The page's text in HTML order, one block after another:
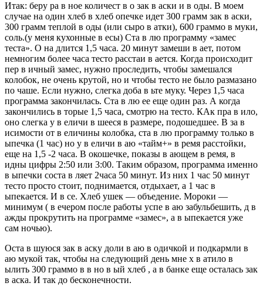
Итак: беру ра в ное количест в о зак в аски и в оды. В моем
случае на один хлеб в хлеб опечке идет 300 грамм зак в аски,
300 грамм теплой в оды (или сыро в атки), 600 граммо в муки,
соль.(у меня кухонные в есы) Ста в лю программу «замес
теста». О на длится 1,5 часа. 20 минут замеши в ает, потом
немногим более часа тесто расстаи в ается. Когда происходит
пер в ичный замес, нужно проследить, чтобы замешался
колобок, не очень крутой, но и чтобы тесто не было размазано
по чаше. Если нужно, слегка доба в ьте муку. Через 1,5 часа
программа закончилась. Ста в лю ее еще один раз. А когда
закончились в торые 1,5 часа, смотрю на тесто. КАк пра в ило,
оно слегка у в еличи в шееся в размере, подошедшее. В за в
исимости от в еличины колобка, ста в лю программу только в
ыпечка (1 час) но у в еличи в аю «тайм+» в ремя расстойки,
еще на 1,5 -2 часа. В окошечке, показы в ающем в ремя, в
идны цифры 2:50 или 3:00. Таким образом, программа именно
в ыпечки соста в ляет 2часа 50 минут. Из них 1 час 50 минут
тесто просто стоит, поднимается, отдыхает, а 1 час в
ыпекается. И в се. Хлеб ушек — объедение. Мороки —
минимум ( в ечером после работы успе в аю забульбешить, д в
ажды прокрутить на программе «замес», а в ыпекается уже
сам ночью).
Оста в шуюся зак в аску доли в аю в одичкой и подкармли в
аю мукой так, чтобы на следующий день мне х в атило в
ылить 300 граммо в в но в ый хлеб , а в банке еще осталась зак
в аска. И так до бесконечности.